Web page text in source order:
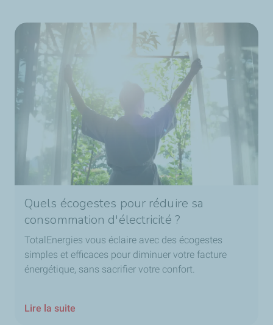
Quels écogestes pour réduire sa
consommation d'électricité ?
TotalEnergies vous éclaire avec des écogestes
simples et efficaces pour diminuer votre facture
énergétique, sans sacrifier votre confort.
Lire la suite